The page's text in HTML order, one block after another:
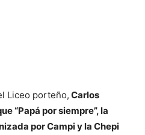
Liceo porteño, Carlos
“Papá por siempre”, la
por Campi y la Chepi